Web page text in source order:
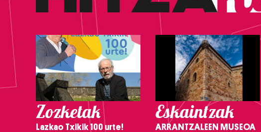
Zozketak
Lazkao Txikik 100 urte!
Eskaintzak
ARRANTZALEEN MUSEOA